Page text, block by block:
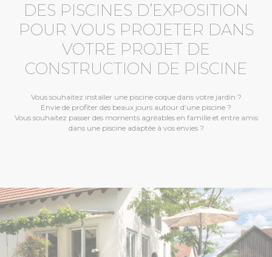
DES PISCINES D’EXPOSITION
POUR VOUS PROJETER DANS
VOTRE PROJET DE
CONSTRUCTION DE PISCINE
Vous souhaitez installer une piscine coque dans votre jardin ?
Envie de profiter des beaux jours autour d’une piscine ?
Vous souhaitez passer des moments agréables en famille et entre amis
dans une piscine adaptée à vos envies ?